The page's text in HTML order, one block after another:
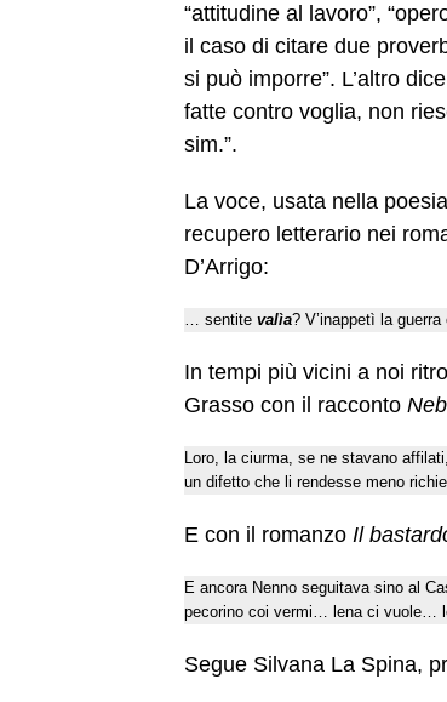
“attitudine al lavoro”,
il caso di citare due
si può imporre”. L’altro dice
fatte contro voglia, non
sim.”.
La voce, usata nella
recupero letterario nei
D’Arrigo:
… sentite valìa? V’inappetì la
In tempi più vicini a noi
Grasso con il racconto
Loro, la ciurma, se ne stavano
un difetto che li rendesse meno
E con il romanzo Il
E ancora Nenno seguitava sino al
pecorino coi vermi… lena ci vuole…
Segue Silvana La Spina,